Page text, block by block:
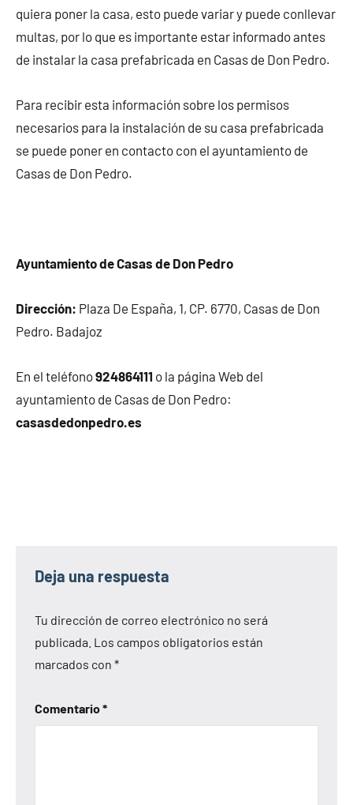
quiera poner la casa, esto puede variar y puede conllevar
multas, por lo que es importante estar informado antes
de instalar la casa prefabricada en Casas de Don Pedro.
Para recibir esta información sobre los permisos
necesarios para la instalación de su casa prefabricada
se puede poner en contacto con el ayuntamiento de
Casas de Don Pedro.
Ayuntamiento de Casas de Don Pedro
Dirección: Plaza De España, 1, CP. 6770, Casas de Don
Pedro. Badajoz
En el teléfono924864111 o la página Web del
ayuntamiento de Casas de Don Pedro:
casasdedonpedro.es
Deja una respuesta
Tu dirección de correo electrónico no será
publicada. Los campos obligatorios están
marcados con *
Comentario*